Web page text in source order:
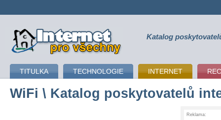
připojení k internetu Katalog
TITULKA TECHNOLOGIE INTERNET
WiFi \ Katalog poskytovatelů
Reklama: